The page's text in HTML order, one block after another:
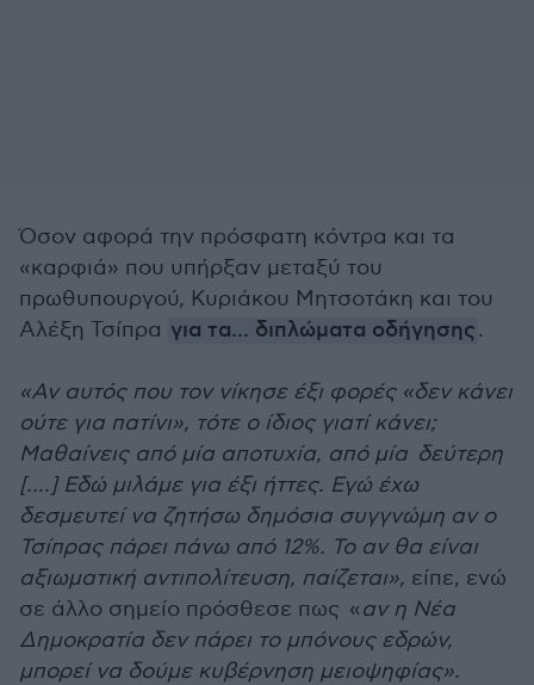
Όσον αφορά την πρόσφατη κόντρα και τα
«καρφιά» που υπήρξαν μεταξύ του
πρωθυπουργού, Κυριάκου Μητσοτάκη και του
Αλέξη Τσίπρα για τα... διπλώματα οδήγησης.
«Αν αυτός που τον νίκησε έξι φορές «δεν κάνει
ούτε για πατίνι», τότε ο ίδιος γιατί κάνει;
Μαθαίνεις από μία αποτυχία, από μία δεύτερη
[....] Εδώ μιλάμε για έξι ήττες. Εγώ έχω
δεσμευτεί να ζητήσω δημόσια συγγνώμη αν ο
Τσίπρας πάρει πάνω από 12%. Το αν θα είναι
αξιωματική αντιπολίτευση, παίζεται», είπε, ενώ
σε άλλο σημείο πρόσθεσε πως «αν η Νέα
Δημοκρατία δεν πάρει το μπόνους εδρών,
μπορεί να δούμε κυβέρνηση μειοψηφίας».